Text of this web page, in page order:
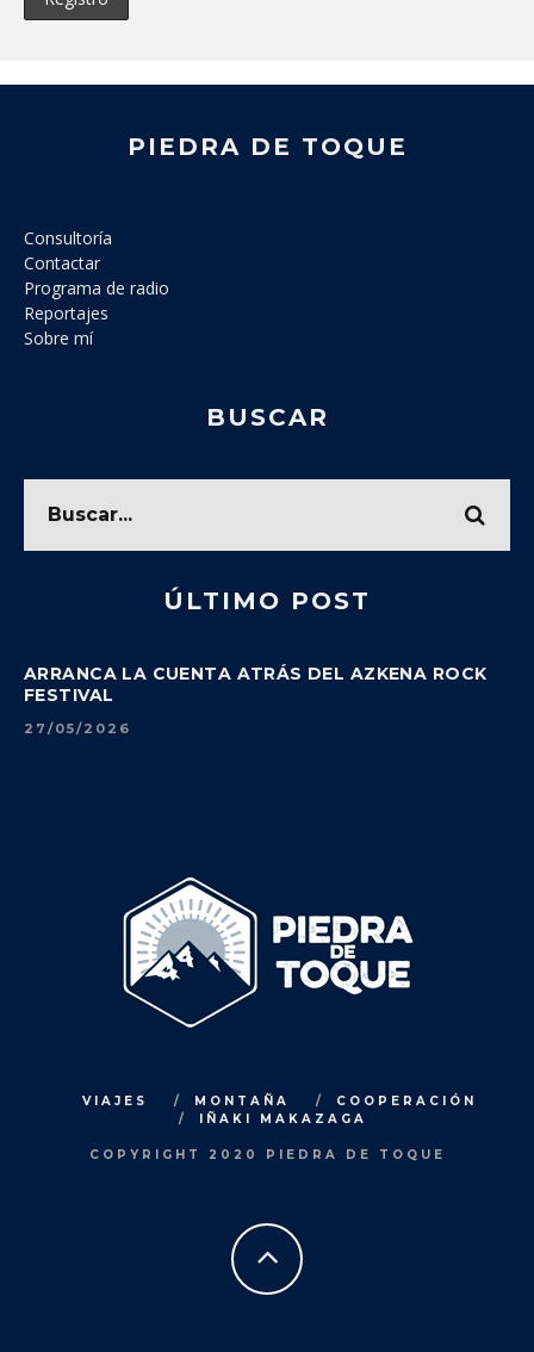
PIEDRA DE TOQUE
Consultoría
Contactar
Programa de radio
Reportajes
Sobre mí
BUSCAR
ÚLTIMO POST
ARRANCA LA CUENTA ATRÁS DEL AZKENA ROCK
FESTIVAL
27/05/2026
VIAJES MONTAÑA
COOPERACIÓN
IÑAKI MAKAZAGA
COPYRIGHT 2020 PIEDRA DE TOQUE